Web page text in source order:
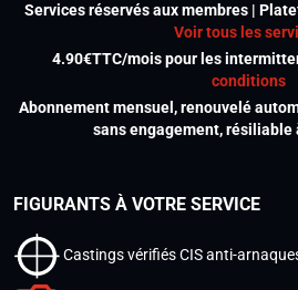
Services réservés aux membres |
Voir tous les
4.90€TTC/mois pour les
conditions
Abonnement mensuel, renouvelé
sans engagement, résiliable
FIGURANTS À VOTRE SERVICE
Castings vérifiés CIS anti-